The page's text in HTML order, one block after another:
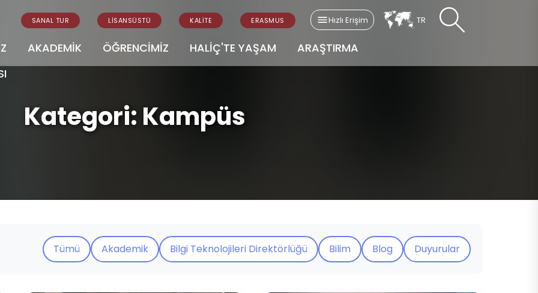
SANAL TUR LİSANSÜSTÜ KALİTE ERASMUS Hızlı Erişim TR
AKADEMİK ÖĞRENCİMİZ HALİÇ'TE YAŞAM
ARAŞTIRMA
Kategori: Kampüs
Tümü Akademik Bilgi Teknolojileri Direktörlüğü Bilim Blog Duyurular